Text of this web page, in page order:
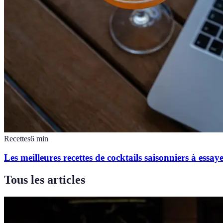
Recettes6 min
Les meilleures recettes de cocktails saisonniers à
Tous les articles